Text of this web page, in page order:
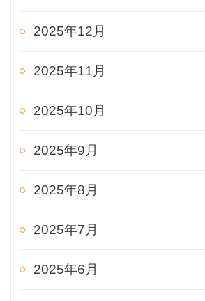
2025年12月
2025年11月
2025年10月
2025年9月
2025年8月
2025年7月
2025年6月